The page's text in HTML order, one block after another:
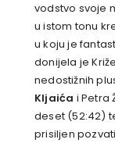
vodstvo svoje
u istom tonu
u koju je
donijela je
nedostižnih
Kljaića i Petra
deset (52:42)
prisiljen